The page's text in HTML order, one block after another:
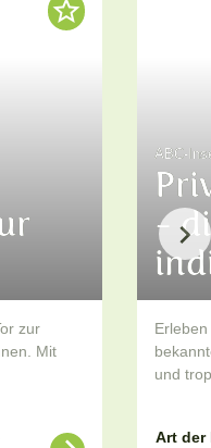
zur
Mit
ABC-
-
und
Art der